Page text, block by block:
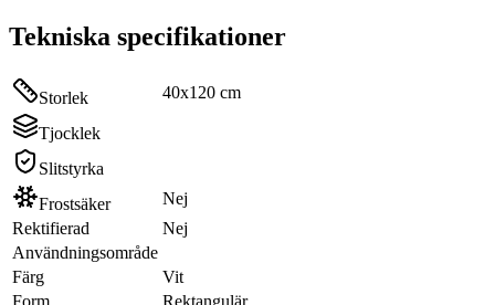
Tekniska specifikationer
Storlek 40x120 cm
Tjocklek
Slitstyrka
Frostsäker
Nej
Rektifierad
Nej
Användningsområde
Färg
Vit
Form
Rektangulär